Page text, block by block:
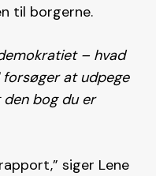
til borgerne.
– hvad
at udpege
bog du er
siger Lene